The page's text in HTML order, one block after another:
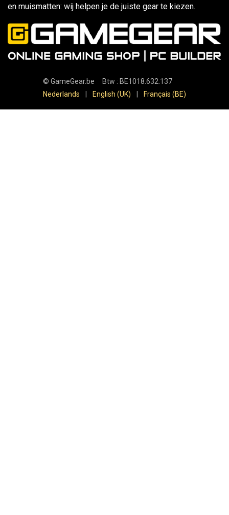
en muismatten: wij helpen je de juiste gear te kiezen.
© GameGear.be Btw : BE1018.632.137
Nederlands
English (UK) Français (BE)